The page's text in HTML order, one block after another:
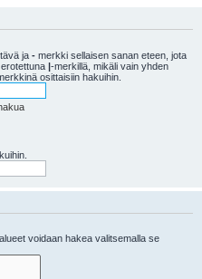
ja - merkki sellaisen sanan eteen, jota
|-merkillä, mikäli vain yhden
osittaisiin hakuihin.
voidaan hakea valitsemalla se